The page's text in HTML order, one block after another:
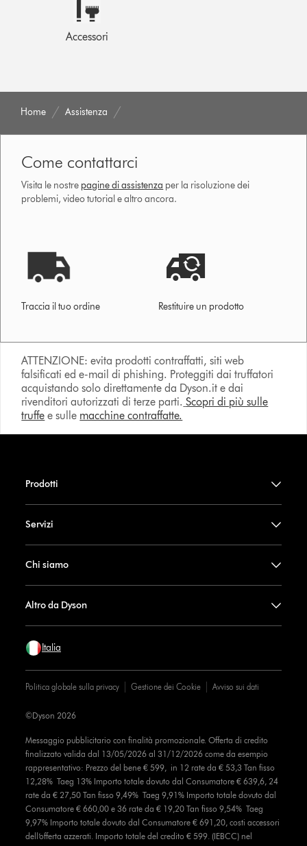
Accessori
Home Assistenza
Come contattarci
Visita le nostre pagine di assistenza per la risoluzione dei
problemi, video tutorial e altro ancora.
Traccia il tuo ordine Restituire un prodotto
ATTENZIONE: evita prodotti contraffatti, siti web
falsificati ed e-mail di phishing. Proteggiti dai truffatori
acquistando solo direttamente da Dyson.it e dai
rivenditori autorizzati di terze parti. Scopri di più sulle
truffe e sulle macchine contraffatte.
Prodotti
Servizi
Chi siamo
Altro da Dyson
Italia
Politica globale sulla privacy Gestione dei Cookie Avviso sui dati
Messaggio pubblicitario con finalità promozionale. Offerta di credito
finalizzato valida dal 13/05/2026 al 31/12/2026 come da esempio
rappresentativo: Prezzo del bene € 599, in 12 rate da € 53,3 Tan fisso
12,28% Taeg 13% Importo totale dovuto dal Consumatore € 639,6, 24
rate da € 27,50 Tan fisso 9,49% Taeg 9,91% Importo totale dovuto dal
Consumatore € 660,00 e 36 rate da € 19,20 Tan fisso 9,54% Taeg
9,97% Importo totale dovuto dal Consumatore € 691,20, costi accessori
dell’offerta azzerati. Importo totale del credito € 599. (IEBCC) nel
©Dyson 2026